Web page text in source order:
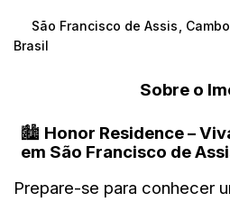
São Francisco de Assis
Brasil
Sobre o
🏙️ Honor Residence –
em São Francisco de
Prepare-se para conhecer